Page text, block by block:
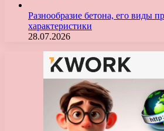
Разнообразие бетона, его виды
характеристики
28.07.2026